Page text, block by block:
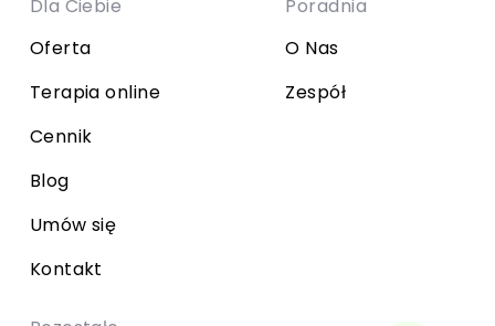
Dla Ciebie
Oferta
Terapia online
Cennik
Blog
Umów się
Kontakt
Poradnia
O Nas
Zespół